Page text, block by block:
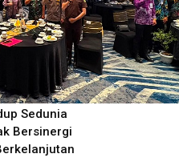
Sedunia
Bersinergi